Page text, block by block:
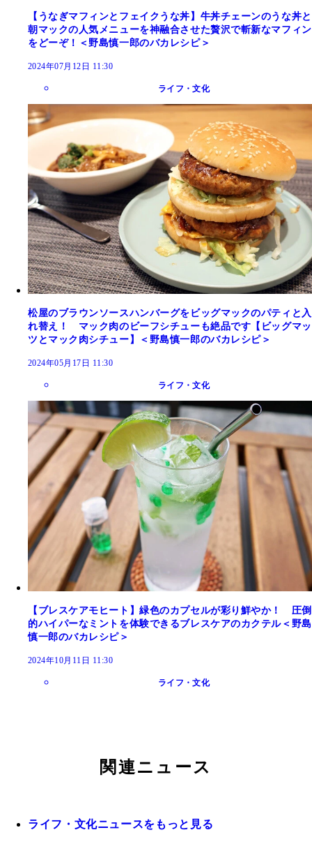
【うなぎマフィンとフェイクうな丼】牛丼チェーンのうな丼と
朝マックの人気メニューを神融合させた贅沢で斬新なマフィン
をどーぞ！＜野島慎一郎のバカレシピ＞
2024年07月12日 11:30
ライフ・文化
松屋のブラウンソースハンバーグをビッグマックのパティと入
れ替え！ マック肉のビーフシチューも絶品です【ビッグマッ
ツとマック肉シチュー】＜野島慎一郎のバカレシピ＞
2024年05月17日 11:30
ライフ・文化
【ブレスケアモヒート】緑色のカプセルが彩り鮮やか！ 圧倒
的ハイパーなミントを体験できるブレスケアのカクテル＜野島
慎一郎のバカレシピ＞
2024年10月11日 11:30
ライフ・文化
関連ニュース
ライフ・文化ニュースをもっと見る